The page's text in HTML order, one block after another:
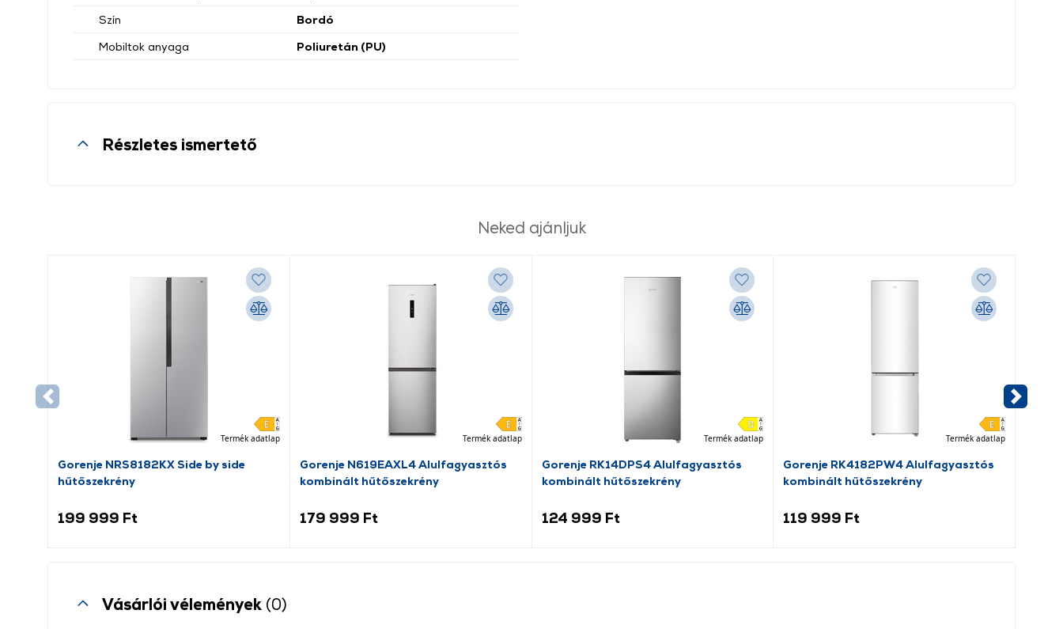
Szín
Bordó
Mobiltok anyaga
Poliuretán (PU)
Részletes ismertető
Neked ajánljuk
Termék adatlap
Gorenje NRS8182KX Side by side
hűtőszekrény
199 999 Ft
Termék adatlap
Gorenje N619EAXL4 Alulfagyasztós
kombinált hűtőszekrény
179 999 Ft
Termék adatlap
Gorenje RK14DPS4 Alulfagyasztós
kombinált hűtőszekrény
124 999 Ft
Termék adatlap
Gorenje RK4182PW4 Alulfagyasztós
kombinált hűtőszekrény
119 999 Ft
Vásárlói vélemények (0)